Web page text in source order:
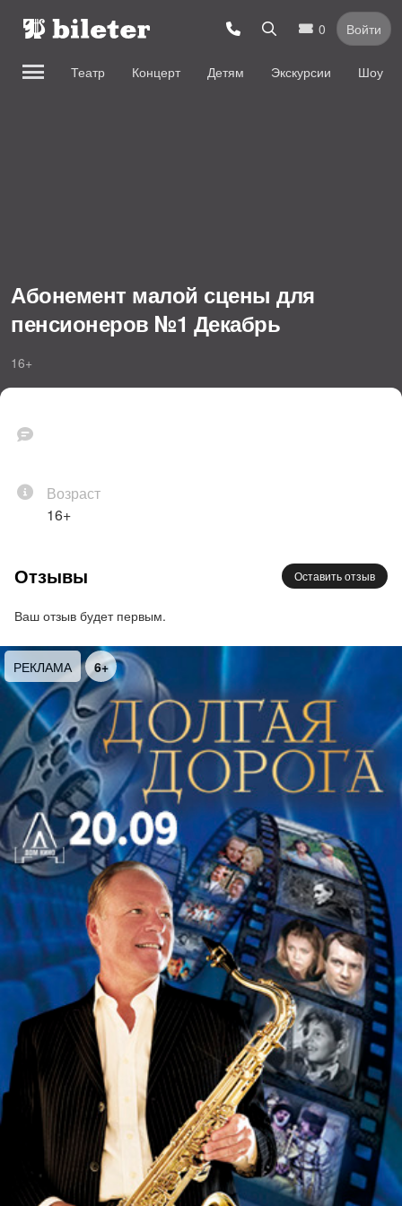
0 Войти
Театр Концерт Детям Экскурсии Шоу
Абонемент малой сцены для
пенсионеров №1 Декабрь
16+
Возраст
16+
Отзывы Оставить отзыв
Ваш отзыв будет первым.
РЕКЛАМА 6+